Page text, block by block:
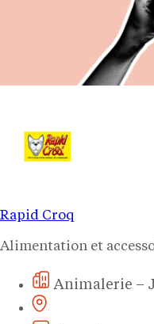
Rapid Croq
Alimentation et
Animalerie –